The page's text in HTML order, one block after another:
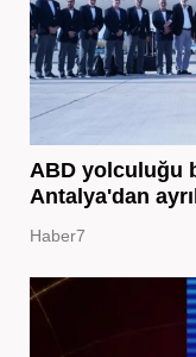
ABD yolculuğu
Antalya'dan
Haber7